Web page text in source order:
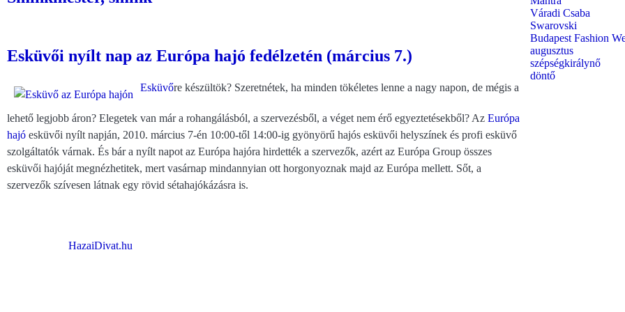
Esküvői nyílt nap az Európa hajó fedélzetén (március 7.)
Esküvőre készültök? Szeretnétek, ha minden tökéletes lenne a nagy napon, de mégis a
lehető legjobb áron? Elegetek van már a rohangálásból, a szervezésből, a véget nem érő egyeztetésekből? Az Európa
hajó esküvői nyílt napján, 2010. március 7-én 10:00-től 14:00-ig gyönyörű hajós esküvői helyszínek és profi esküvő
szolgáltatók várnak. És bár a nyílt napot az Európa hajóra hirdették a szervezők, azért az Európa Group összes
esküvői hajóját megnézhetitek, mert vasárnap mindannyian ott horgonyoznak majd az Európa mellett. Sőt, a
szervezők szívesen látnak egy rövid sétahajókázásra is.
HazaiDivat.hu
Váradi Csaba
Swarovski
Budapest Fashion
augusztus
szépségkirálynő
döntő